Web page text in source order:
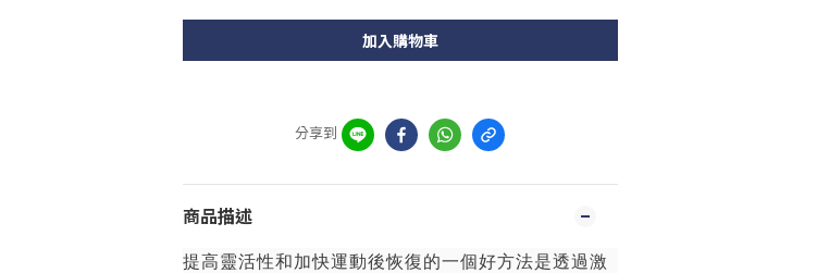
加入購物車
分享到
商品描述
提高靈活性和加快運動後恢復的一個好方法是透過激